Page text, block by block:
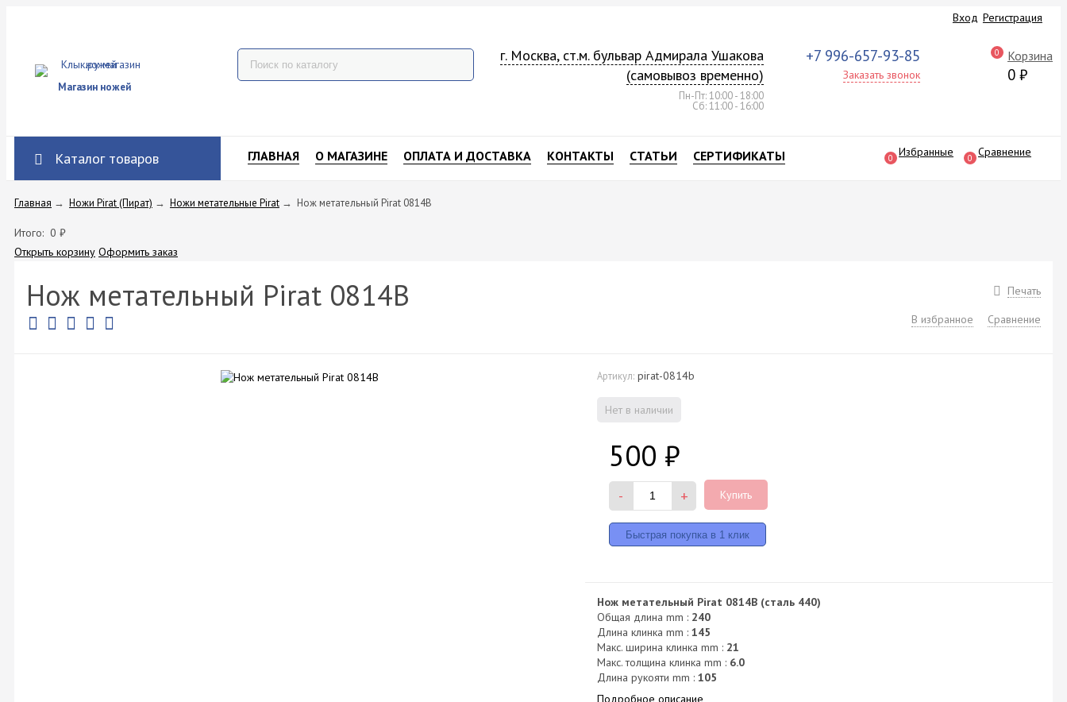
Вход Регистрация
Магазин ножей
г. Москва, ст.м. бульвар Адмирала Ушакова
(самовывоз временно)
Пн-Пт: 10:00 - 18:00
Сб: 11:00 - 16:00
+7 996-657-93-85
Заказать звонок
0 Корзина
0 ₽
Каталог товаров ГЛАВНАЯ О МАГАЗИНЕ ОПЛАТА И ДОСТАВКА КОНТАКТЫ СТАТЬИ СЕРТИФИКАТЫ 0 Избранные 0 Сравнение
Главная → Ножи Pirat (Пират) → Ножи метательные Pirat → Нож метательный Pirat 0814B
Итого: 0 ₽
Открыть корзину Оформить заказ
Печать
Нож метательный Pirat 0814B
В избранное Сравнение
Артикул: pirat-0814b
Нет в наличии
500 ₽
- + Купить
Нож метательный Pirat 0814B (сталь 440)
Общая длина mm : 240
Длина клинка mm :145
Макс. ширина клинка mm : 21
Макс. толщина клинка mm : 6.0
Длина рукояти mm :105
Подробное описание